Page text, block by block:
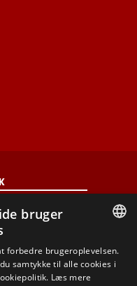
DANISH
bruger
forbedre brugeroplevelsen.
samtykke til alle cookies i
Læs mere